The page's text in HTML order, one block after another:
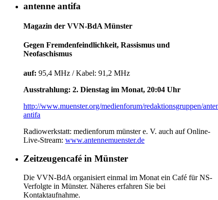
antenne antifa
Magazin der VVN-BdA Münster
Gegen Fremdenfeindlichkeit, Rassismus und
Neofaschismus
auf: 95,4 MHz / Kabel: 91,2 MHz
Ausstrahlung: 2. Dienstag im Monat, 20:04 Uhr
http://www.muenster.org/medienforum/redaktionsgruppen/
antifa
Radiowerkstatt: medienforum münster e. V. auch auf Online-
Live-Stream: www.antennemuenster.de
Zeitzeugencafé in Münster
Die VVN-BdA organisiert einmal im Monat ein Café für NS-
Verfolgte in Münster. Näheres erfahren Sie bei
Kontaktaufnahme.